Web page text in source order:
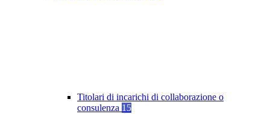
Titolari di incarichi di collaborazione o
consulenza 15